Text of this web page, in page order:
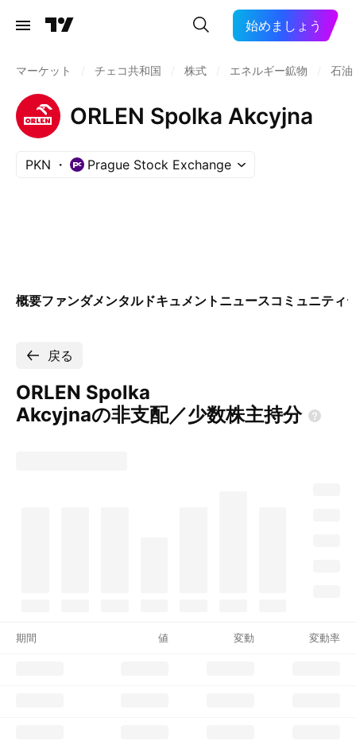
始めましょう
マーケット チェコ共和国 株式 エネルギー鉱物 石油
ORLEN Spolka Akcyjna
PKN Prague Stock Exchange
概要ファンダメンタルドキュメント ニュースコミュニティ
戻る
ORLEN Spolka
Akcyjnaの非支配／少数株主持分
期間 値 変動 変動率